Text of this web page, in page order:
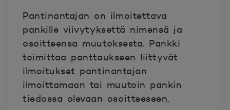
Pantinantajan on ilmoitettava
pankille viivytyksettä nimensä ja
osoitteensa muutoksesta. Pankki
toimittaa panttaukseen liittyvät
ilmoitukset pantinantajan
ilmoittamaan tai muutoin pankin
tiedossa olevaan osoitteeseen.